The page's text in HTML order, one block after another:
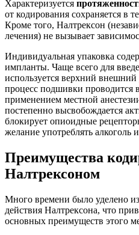
Характеризуется
от кодирования сохраняется в
Кроме того, Налтрексон
лечения) не вызывает
Индивидуальная упаковка
импланты. Чаще всего для
используется верхний
процесс подшивки проводится
применением местной
постепенно высвобождается
блокирует опиоидные
желание употреблять алкоголь
Преимущества
Налтрексоном
Много времени было уделено
действия Налтрексона, что
основных преимуществ этого